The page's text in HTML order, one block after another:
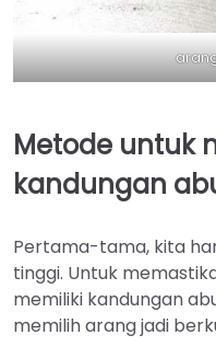
Metode untuk
kandungan
Pertama-tama, kita
tinggi. Untuk
memiliki kandungan
memilih arang jadi